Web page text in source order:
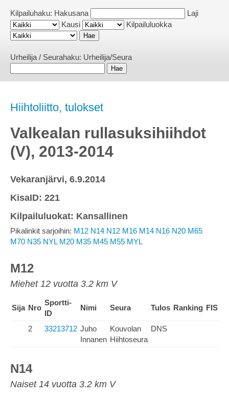
Kilpailuhaku: Hakusana
Laji
Kausi
Kilpailuluokka
Urheilija / Seurahaku: Urheilija/Seura
Hiihtoliitto, tulokset
Valkealan rullasuksihiihdot
(V), 2013-2014
Vekaranjärvi, 6.9.2014
KisaID: 221
Kilpailuluokat: Kansallinen
Pikalinkit sarjoihin: M12 N14 N12 M16 M14 N16 N20 M65
M70 N35 NYL M20 M35 M45 M55 MYL
M12
Miehet 12 vuotta 3.2 km V
Sija Nro
Sportti-
ID
Nimi Seura Tulos Ranking FIS
2 33213712 Juho
Innanen
Kouvolan
Hiihtoseura
DNS
N14
Naiset 14 vuotta 3.2 km V